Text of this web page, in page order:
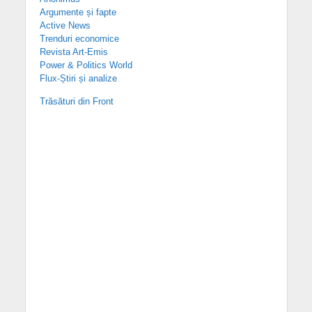
Argumente și fapte
Active News
Trenduri economice
Revista Art-Emis
Power & Politics World
Flux-Știri și analize
Trăsături din Front